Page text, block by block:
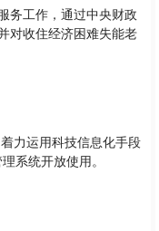
务工作，通过中央财政
对收住经济困难失能老
力运用科技信息化手段
系统开放使用。